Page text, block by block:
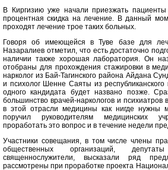
В Киргизию уже начали приезжать
процентная скидка на лечение. В данный
проходят лечение трое таких больных.
Говоря об имеющейся в Туве базе для
Назаралиев отметил, что есть достаточно
наличии также хорошая лаборатория. Он
отобраны для прохождения стажировки в
нарколог из Бай-Тагинского района Айдана
и психолог Шенне Саяты из
одного кандидата будет названо позже.
большинство врачей-наркологов и
в этой отрасли медицины как нигде нужны
поручил руководителям медицинских
проработать это вопрос и в течение недели
Участники совещания, в том числе члены
общественных организаций,
священнослужители, высказали ряд
рассмотрены при проработке проекта